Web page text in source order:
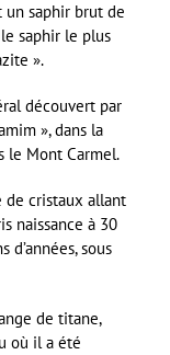
un saphir brut de
saphir le plus
».
découvert par
», dans la
le Mont Carmel.
de cristaux allant
naissance à 30
sous
de titane,
où il a été